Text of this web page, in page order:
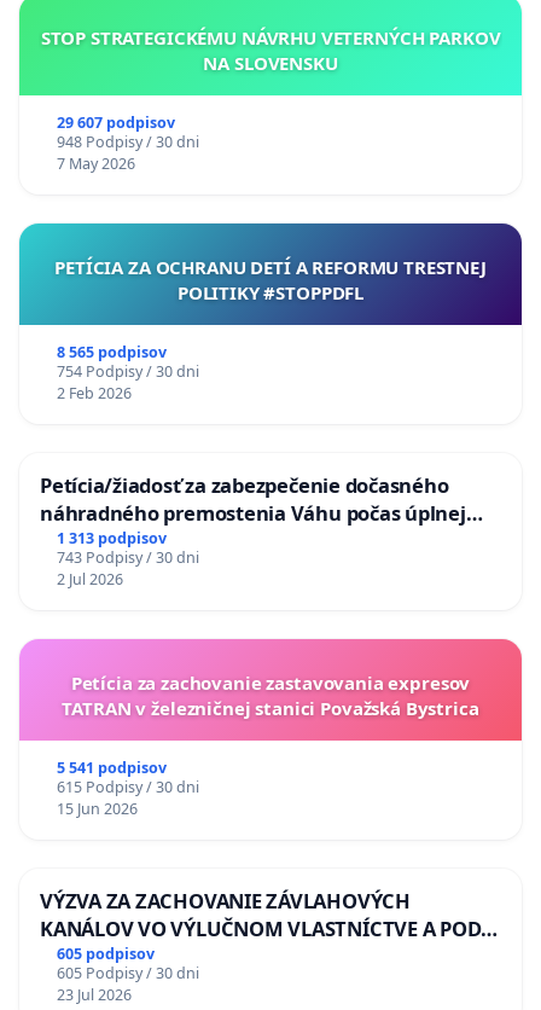
STOP STRATEGICKÉMU NÁVRHU VETERNÝCH PARKOV
NA SLOVENSKU
29 607 podpisov
948 Podpisy / 30 dni
7 May 2026
PETÍCIA ZA OCHRANU DETÍ A REFORMU TRESTNEJ
POLITIKY #STOPPDFL
8 565 podpisov
754 Podpisy / 30 dni
2 Feb 2026
Petícia/žiadosť za zabezpečenie dočasného
náhradného premostenia Váhu počas úplnej
uzávery Vážskeho mosta v Komárne
1 313 podpisov
743 Podpisy / 30 dni
2 Jul 2026
Petícia za zachovanie zastavovania expresov
TATRAN v železničnej stanici Považská Bystrica
5 541 podpisov
615 Podpisy / 30 dni
15 Jun 2026
VÝZVA ZA ZACHOVANIE ZÁVLAHOVÝCH
KANÁLOV VO VÝLUČNOM VLASTNÍCTVE A POD
KONTROLOU SLOVENSKEJ REPUBLIKY & žiadosť
na riešenie zanedbaného stavu závlahových a
605 podpisov
605 Podpisy / 30 dni
23 Jul 2026